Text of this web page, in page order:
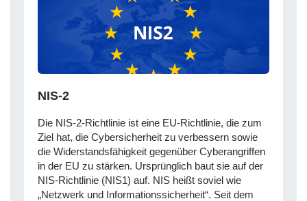
NIS-2
Die NIS-2-Richtlinie ist eine EU-Richtlinie, die zum
Ziel hat, die Cybersicherheit zu verbessern sowie
die Widerstandsfähigkeit gegenüber Cyberangriffen
in der EU zu stärken. Ursprünglich baut sie auf der
NIS-Richtlinie (NIS1) auf. NIS heißt soviel wie
„Netzwerk und Informationssicherheit“. Seit dem